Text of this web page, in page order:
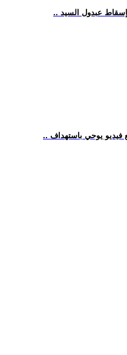
عبدول السيد
فيديو يوحي باستهداف